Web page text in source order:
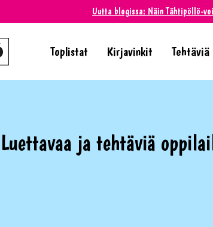
Uutta blogissa: Näin Tähtipöllö-
Toplistat Kirjavinkit Tehtäviä
Luettavaa ja tehtäviä